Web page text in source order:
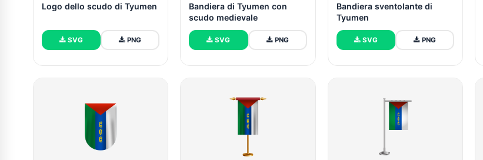
Logo dello scudo di Tyumen
SVG PNG
Bandiera di Tyumen con
scudo medievale
SVG PNG
Bandiera sventolante di
Tyumen
SVG PNG